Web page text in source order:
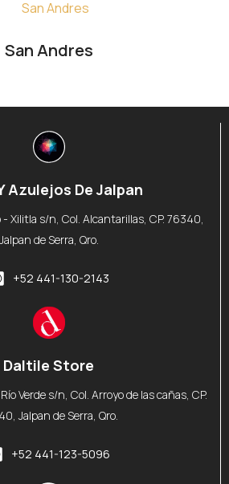
San Andres
Azulejos De Jalpan
- Xilitla s/n, Col. Alcantarillas, CP. 76340,
Jalpan de Serra, Qro.
+52 441-130-2143
Daltile Store
Verde s/n, Col. Arroyo de las cañas, CP.
Jalpan de Serra, Qro.
+52 441-123-5096